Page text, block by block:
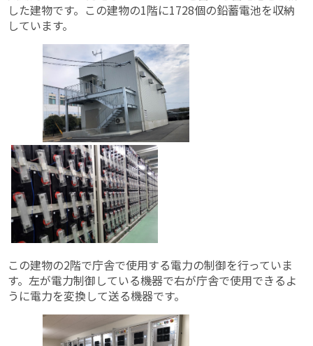
した建物です。この建物の1階に1728個の鉛蓄電池を収納
しています。
この建物の2階で庁舎で使用する電力の制御を行っていま
す。左が電力制御している機器で右が庁舎で使用できるよ
うに電力を変換して送る機器です。